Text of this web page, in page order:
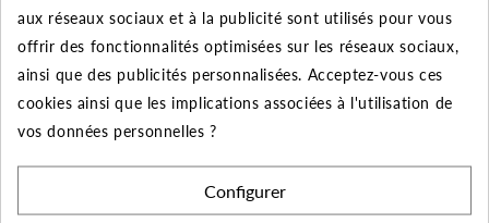
Clapet anti-
retour intégré
CONSTRUCTION POMPE
principal
Inox / Technopolymère
aux réseaux sociaux et à la publicité sont utilisés pour vous
offrir des fonctionnalités optimisées sur les réseaux sociaux,
ainsi que des publicités personnalisées. Acceptez-vous ces
cookies ainsi que les implications associées à l'utilisation de
vos données personnelles ?
Configurer